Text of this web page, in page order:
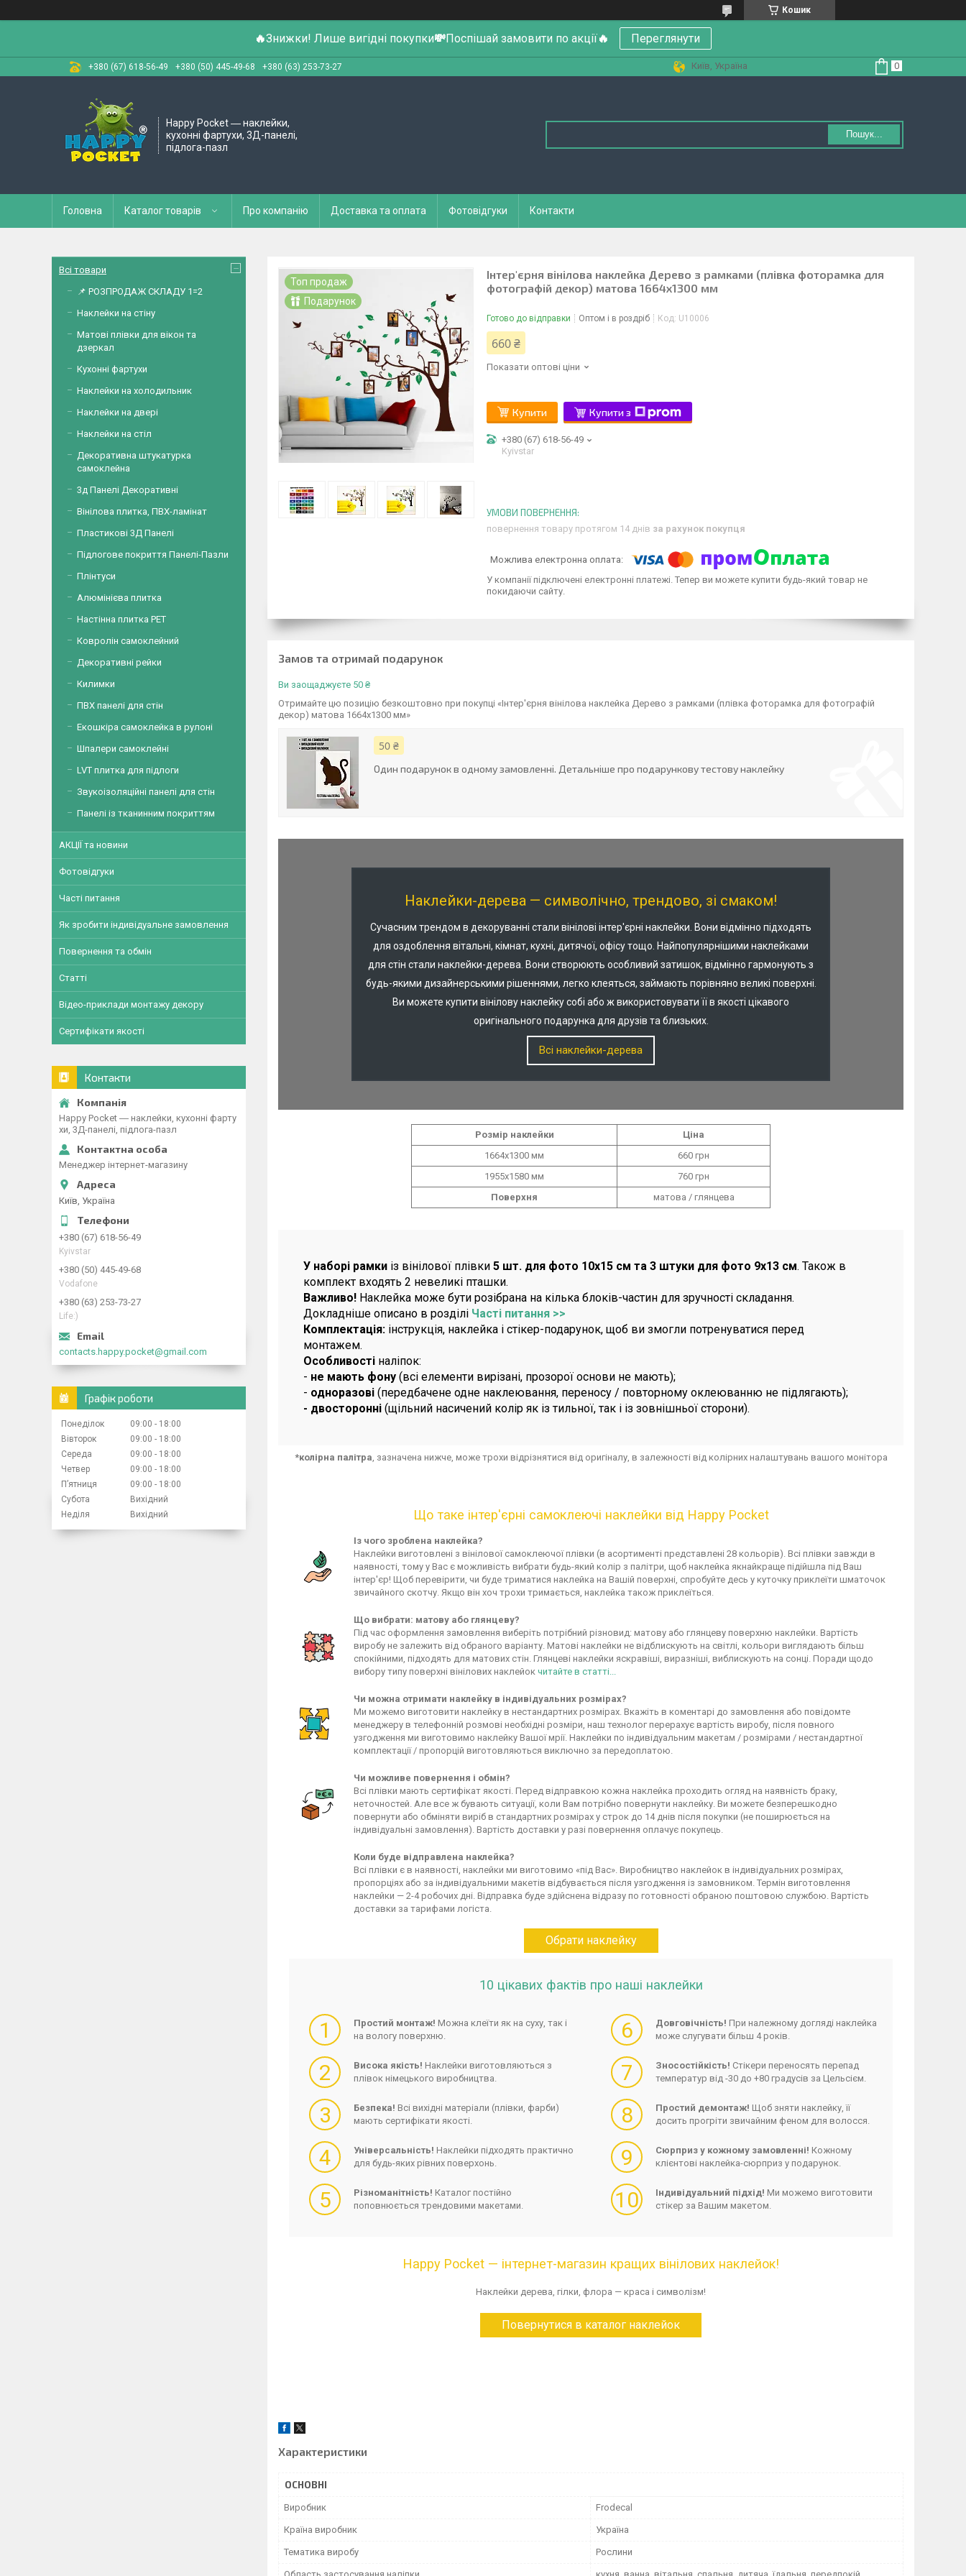
Кошик
🔥Знижки! Лише вигідні покупки💸Поспішай замовити по акції🔥 Переглянути
+380 (67) 618-56-49 +380 (50) 445-49-68 +380 (63) 253-73-27 Київ, Україна
Happy Pocket ― наклейки,
кухонні фартухи, 3Д-панелі,
підлога-пазл
Пошук...
Головна Каталог товарів Про компанію Доставка та оплата Фотовідгуки Контакти
Подарунок
Топ продаж
Інтер'єрня вінілова наклейка Дерево з рамками (плівка фоторамка для
фотографій декор) матова 1664х1300 мм
Готово до відправки Оптом і в роздріб Код: U10006
660 ₴
Показати оптові ціни
Купити Купити з
+380 (67) 618-56-49
Kyivstar
повернення товару протягом 14 днів за рахунок покупця
У компанії підключені електронні платежі. Тепер ви можете купити будь-який товар не
покидаючи сайту.
Замов та отримай подарунок
Ви заощаджуєте 50 ₴
Отримайте цю позицію безкоштовно при покупці «Інтер'єрня вінілова наклейка Дерево з рамками (плівка фоторамка для фотографій
декор) матова 1664х1300 мм»
50 ₴
Один подарунок в одному замовленні. Детальніше про подарункову тестову наклейку
Наклейки-дерева — символічно, трендово, зі смаком!
Сучасним трендом в декоруванні стали вінілові інтер'єрні наклейки. Вони відмінно підходять
для оздоблення вітальні, кімнат, кухні, дитячої, офісу тощо. Найпопулярнішими наклейками
для стін стали наклейки-дерева. Вони створюють особливий затишок, відмінно гармонують з
будь-якими дизайнерськими рішеннями, легко клеяться, займають порівняно великі поверхні.
Ви можете купити вінілову наклейку собі або ж використовувати її в якості цікавого
оригінального подарунка для друзів та близьких.
Всі наклейки-дерева
Розмір наклейки
Ціна
1664х1300 мм
660 грн
1955х1580 мм
760 грн
Поверхня
матова / глянцева
У наборі рамки із вінілової плівки 5 шт. для фото 10х15 см та 3 штуки для фото 9х13 см. Також в
комплект входять 2 невеликі пташки.
Важливо! Наклейка може бути розібрана на кілька блоків-частин для зручності складання.
Докладніше описано в розділі Часті питання >>
Комплектація: інструкція, наклейка і стікер-подарунок, щоб ви змогли потренуватися перед
монтажем.
Особливості наліпок:
- не мають фону (всі елементи вирізані, прозорої основи не мають);
- одноразові (передбачене одне наклеювання, переносу / повторному оклеюванню не підлягають);
- двосторонні (щільний насичений колір як із тильної, так і із зовнішньої сторони).
*колірна палітра , зазначена нижче, може трохи відрізнятися від оригіналу, в залежності від колірних налаштувань вашого монітора
Що таке інтер'єрні самоклеючі наклейки від Happy Pocket
Із чого зроблена наклейка?
Наклейки виготовлені з вінілової самоклеючої плівки (в асортименті представлені 28 кольорів). Всі плівки завжди в
наявності, тому у Вас є можливість вибрати будь-який колір з палітри, щоб наклейка якнайкраще підійшла під Ваш
інтер'єр! Щоб перевірити, чи буде триматися наклейка на Вашій поверхні, спробуйте десь у куточку приклеїти шматочок
звичайного скотчу. Якщо він хоч трохи тримається, наклейка також приклеїться.
Що вибрати: матову або глянцеву?
Під час оформлення замовлення виберіть потрібний різновид: матову або глянцеву поверхню наклейки. Вартість
виробу не залежить від обраного варіанту. Матові наклейки не відблискують на світлі, кольори виглядають більш
спокійними, підходять для матових стін. Глянцеві наклейки яскравіші, виразніші, виблискують на сонці. Поради щодо
вибору типу поверхні вінілових наклейок читайте в статті...
Чи можна отримати наклейку в індивідуальних розмірах?
Ми можемо виготовити наклейку в нестандартних розмірах. Вкажіть в коментарі до замовлення або повідомте
менеджеру в телефонній розмові необхідні розміри, наш технолог перерахує вартість виробу, після повного
узгодження ми виготовимо наклейку Вашої мрії. Наклейки по індивідуальним макетам / розмірами / нестандартної
комплектації / пропорцій виготовляються виключно за передоплатою.
Чи можливе повернення і обмін?
Всі плівки мають сертифікат якості. Перед відправкою кожна наклейка проходить огляд на наявність браку,
неточностей. Але все ж бувають ситуації, коли Вам потрібно повернути наклейку. Ви можете безперешкодно
повернути або обміняти виріб в стандартних розмірах у строк до 14 днів після покупки (не поширюється на
індивідуальні замовлення). Вартість доставки у разі повернення оплачує покупець.
Коли буде відправлена наклейка?
Всі плівки є в наявності, наклейки ми виготовимо «під Вас». Виробництво наклейок в індивідуальних розмірах,
пропорціях або за індивідуальними макетів відбувається після узгодження із замовником. Термін виготовлення
наклейки — 2-4 робочих дні. Відправка буде здійснена відразу по готовності обраною поштовою службою. Вартість
доставки за тарифами логіста.
Обрати наклейку
10 цікавих фактів про наші наклейки
1 Простий монтаж! Можна клеїти як на суху, так і
на вологу поверхню.
2 Висока якість! Наклейки виготовляються з
плівок німецького виробництва.
3 Безпека! Всі вихідні матеріали (плівки, фарби)
мають сертифікати якості.
4 Універсальність! Наклейки підходять практично
для будь-яких рівних поверхонь.
5 Різноманітність! Каталог постійно
поповнюється трендовими макетами.
6 Довговічність! При належному догляді наклейка
може слугувати більш 4 років.
7 Зносостійкість! Стікери переносять перепад
температур від -30 до +80 градусів за Цельсієм.
8 Простий демонтаж! Щоб зняти наклейку, її
досить прогріти звичайним феном для волосся.
9 Сюрприз у кожному замовленні! Кожному
клієнтові наклейка-сюрприз у подарунок.
10 Індивідуальний підхід! Ми можемо виготовити
стікер за Вашим макетом.
Happy Pocket — інтернет-магазин кращих вінілових наклейок!
Наклейки дерева, гілки, флора — краса і символізм!
Повернутися в каталог наклейок
Характеристики
ОСНОВНІ
Виробник Frodecal
Країна виробник Україна
Тематика виробу Рослини
Всі товари
📌 РОЗПРОДАЖ СКЛАДУ 1=2
Наклейки на стіну
Матові плівки для вікон та
дзеркал
Кухонні фартухи
Наклейки на холодильник
Наклейки на двері
Наклейки на стіл
Декоративна штукатурка
самоклейна
3д Панелі Декоративні
Вінілова плитка, ПВХ-ламінат
Пластикові 3Д Панелі
Підлогове покриття Панелі-Пазли
Плінтуси
Алюмінієва плитка
Настінна плитка PET
Ковролін самоклейний
Декоративні рейки
Килимки
ПВХ панелі для стін
Екошкіра самоклейка в рулоні
Шпалери самоклейні
LVT плитка для підлоги
Звукоізоляційні панелі для стін
Панелі із тканинним покриттям
АКЦІЇ та новини
Фотовідгуки
Часті питання
Як зробити індивідуальне замовлення
Повернення та обмін
Статті
Відео-приклади монтажу декору
Сертифікати якості
Контакти
Happy Pocket ― наклейки, кухонні фарту
хи, 3Д-панелі, підлога-пазл
Менеджер інтернет-магазину
Київ, Україна
+380 (67) 618-56-49
Kyivstar
+380 (50) 445-49-68
Vodafone
+380 (63) 253-73-27
Life:)
contacts.happy.pocket@gmail.com
Графік роботи
Понеділок 09:00
18:00
Вівторок
09:00
18:00
Середа
09:00
18:00
Четвер
09:00
18:00
Пʼятниця
09:00
18:00
Субота
Вихідний
Неділя
Вихідний